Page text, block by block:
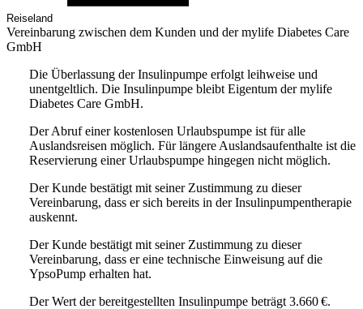
Vereinbarung zwischen dem Kunden und der mylife Diabetes Care
GmbH
Die Überlassung der Insulinpumpe erfolgt leihweise und
unentgeltlich. Die Insulinpumpe bleibt Eigentum der mylife
Diabetes Care GmbH.
Der Abruf einer kostenlosen Urlaubspumpe ist für alle
Auslandsreisen möglich. Für längere Auslandsaufenthalte ist die
Reservierung einer Urlaubspumpe hingegen nicht möglich.
Der Kunde bestätigt mit seiner Zustimmung zu dieser
Vereinbarung, dass er sich bereits in der Insulinpumpentherapie
auskennt.
Der Kunde bestätigt mit seiner Zustimmung zu dieser
Vereinbarung, dass er eine technische Einweisung auf die
YpsoPump erhalten hat.
Der Wert der bereitgestellten Insulinpumpe beträgt 3.660 €.